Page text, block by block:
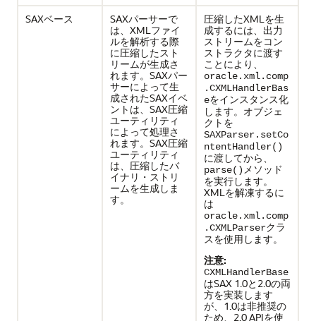
SAXベース
SAXパーサーで
は、XMLファイ
ルを解析する際
に圧縮したスト
リームが生成さ
れます。SAXパー
サーによって生
成されたSAXイベ
ントは、SAX圧縮
ユーティリティ
によって処理さ
れます。SAX圧縮
ユーティリティ
は、圧縮したバ
イナリ・ストリ
ームを生成しま
す。
圧縮したXMLを生
成するには、出力
ストリームをコン
ストラクタに渡す
ことにより、
oracle.xml.comp
.CXMLHandlerBas
eをインスタンス化
します。オブジェ
クトを
SAXParser.setCo
ntentHandler()
に渡してから、
parse() メソッド
を実行します。
XMLを解凍するに
は
oracle.xml.comp
.CXMLParserクラ
スを使用します。
注意:
CXMLHandlerBase
はSAX 1.0と2.0の両
方を実装します
が、1.0は非推奨の
ため、2.0 APIを使